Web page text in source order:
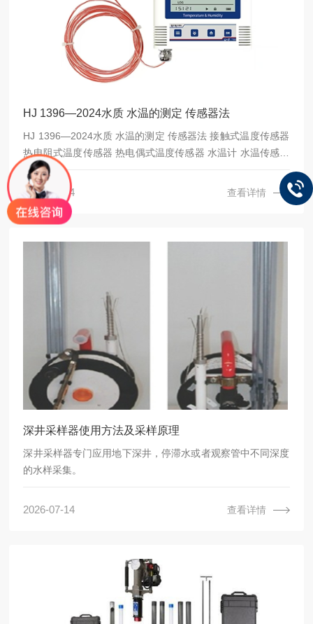
HJ 1396—2024水质 水温的测定 传感器法
HJ 1396—2024水质 水温的测定 传感器法 接触式温度传感器
热电阻式温度传感器 热电偶式温度传感器 水温计 水温传感器
水质水温测定仪 水温测定仪 水温检测仪 水温传感器
2026-07-14 查看详情
深井采样器使用方法及采样原理
深井采样器专门应用地下深井，停滞水或者观察管中不同深度
的水样采集。
2026-07-14 查看详情